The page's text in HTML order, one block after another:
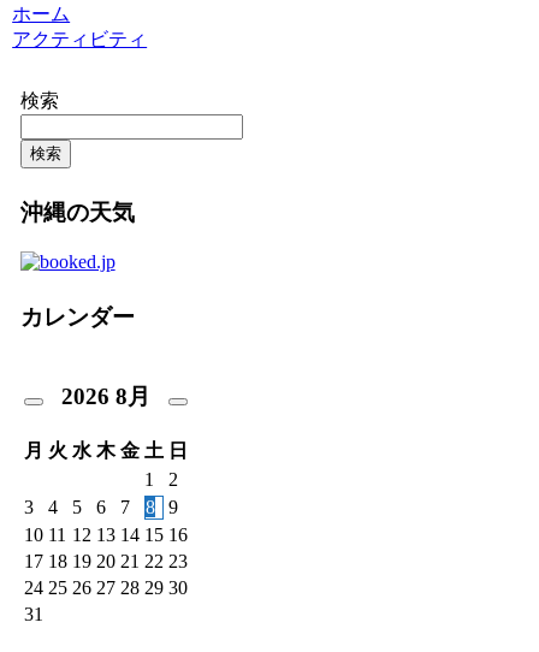
ホーム
アクティビティ
検索
検索
沖縄の天気
カレンダー
2026 8月
月 火 水 木 金 土 日
1
2
3
4 5 6 7 8
9
10 11 12 13 14 15 16
17 18 19 20 21 22 23
24 25 26 27 28 29 30
31